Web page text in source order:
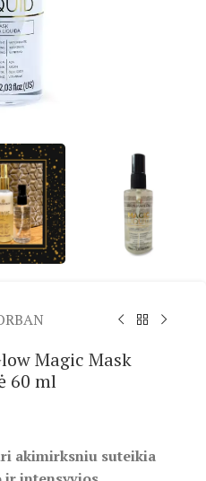
Magic Mask
60 ml
akimirksniu suteikia